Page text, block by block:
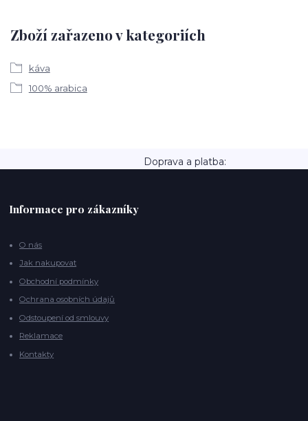
Zboží zařazeno v kategoriích
káva
100% arabica
Doprava a platba:
Informace pro zákazníky
O nás
Jak nakupovat
Obchodní podmínky
Ochrana osobních údajů
Odstoupení od smlouvy
Reklamace
Kontakty